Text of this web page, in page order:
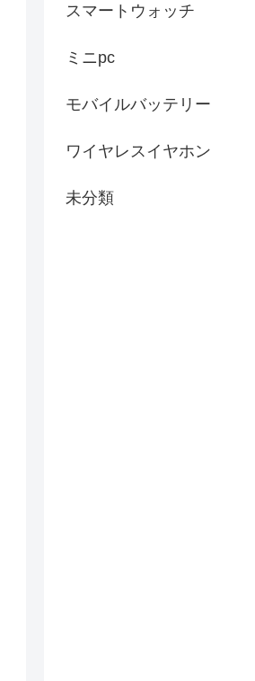
スマートウォッチ
ミニpc
モバイルバッテリー
ワイヤレスイヤホン
未分類